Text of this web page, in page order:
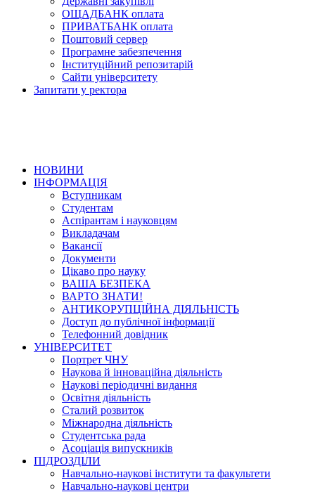
ОЩАДБАНК оплата
ПРИВАТБАНК оплата
Поштовий сервер
Програмне забезпечення
Інституційний репозитарій
Сайти університету
Запитати у ректора
НОВИНИ
ІНФОРМАЦІЯ
Вступникам
Студентам
Аспірантам і науковцям
Викладачам
Вакансії
Документи
Цікаво про науку
ВАША БЕЗПЕКА
ВАРТО ЗНАТИ!
АНТИКОРУПЦІЙНА ДІЯЛЬНІСТЬ
Доступ до публічної інформації
Телефонний довідник
УНІВЕРСИТЕТ
Портрет ЧНУ
Наукова й інноваційна діяльність
Наукові періодичні видання
Освітня діяльність
Сталий розвиток
Міжнародна діяльність
Студентська рада
Асоціація випускників
ПІДРОЗДІЛИ
Навчально-наукові інститути та факультети
Навчально-наукові центри